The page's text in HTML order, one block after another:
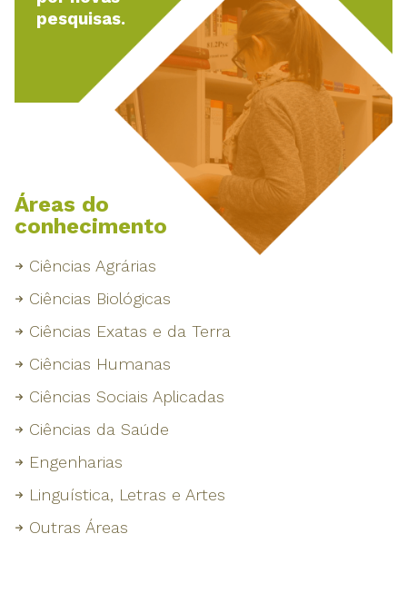
pesquisas.
Áreas do
conhecimento
Ciências Agrárias
Ciências Biológicas
Ciências Exatas e da Terra
Ciências Humanas
Ciências Sociais Aplicadas
Ciências da Saúde
Engenharias
Linguística, Letras e Artes
Outras Áreas